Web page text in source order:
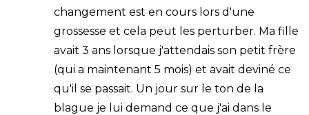
changement est en cours lors d'une
grossesse et cela peut les perturber. Ma fille
avait 3 ans lorsque j'attendais son petit frère
(qui a maintenant 5 mois) et avait deviné ce
qu'il se passait. Un jour sur le ton de la
blague je lui demand ce que j'ai dans le